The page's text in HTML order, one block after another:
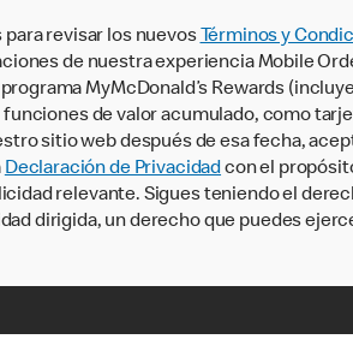
revisar los nuevos Términos y
de nuestra experiencia Mobile
MyMcDonald’s Rewards
de valor acumulado, como
sitio web después de esa fecha,
Declaración de Privacidadcon el
relevante. Sigues teniendo el
dirigida, un derecho que puedes